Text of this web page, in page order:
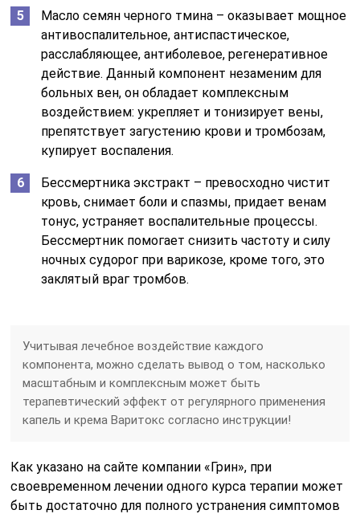
Масло семян черного тмина – оказывает мощное
антивоспалительное, антиспастическое,
расслабляющее, антиболевое, регенеративное
действие. Данный компонент незаменим для
больных вен, он обладает комплексным
воздействием: укрепляет и тонизирует вены,
препятствует загустению крови и тромбозам,
купирует воспаления.
Бессмертника экстракт – превосходно чистит
кровь, снимает боли и спазмы, придает венам
тонус, устраняет воспалительные процессы.
Бессмертник помогает снизить частоту и силу
ночных судорог при варикозе, кроме того, это
заклятый враг тромбов.
Учитывая лечебное воздействие каждого
компонента, можно сделать вывод о том, насколько
масштабным и комплексным может быть
терапевтический эффект от регулярного применения
капель и крема Варитокс согласно инструкции!
Как указано на сайте компании «Грин», при
своевременном лечении одного курса терапии может
быть достаточно для полного устранения симптомов